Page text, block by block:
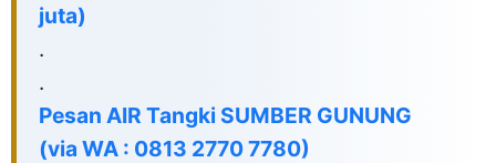
juta)
.
.
Pesan AIR Tangki SUMBER GUNUNG
(via WA: 0813 2770 7780)